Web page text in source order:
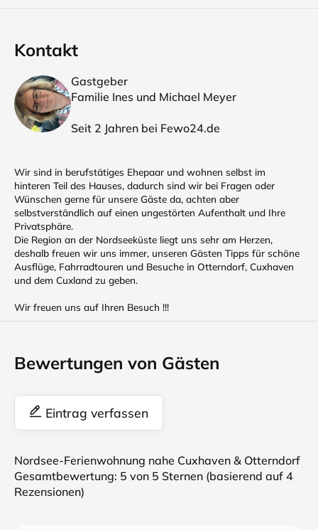
Kontakt
Gastgeber
Familie Ines und Michael Meyer
Seit 2 Jahren bei Fewo24.de
Wir sind in berufstätiges Ehepaar und wohnen selbst im
hinteren Teil des Hauses, dadurch sind wir bei Fragen oder
Wünschen gerne für unsere Gäste da, achten aber
selbstverständlich auf einen ungestörten Aufenthalt und Ihre
Privatsphäre.
Die Region an der Nordseeküste liegt uns sehr am Herzen,
deshalb freuen wir uns immer, unseren Gästen Tipps für schöne
Ausflüge, Fahrradtouren und Besuche in Otterndorf, Cuxhaven
und dem Cuxland zu geben.
Wir freuen uns auf Ihren Besuch !!!
Bewertungen von Gästen
Eintrag verfassen
Nordsee-Ferienwohnung nahe Cuxhaven & Otterndorf
Gesamtbewertung: 5 von 5 Sternen (basierend auf 4
Rezensionen)